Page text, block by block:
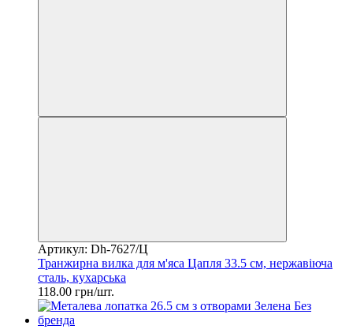
Артикул: Dh-7627/Ц
Транжирна вилка для м'яса Цапля 33.5 см, нержавіюча
сталь, кухарська
118.00 грн/шт.